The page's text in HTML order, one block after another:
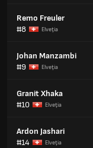
Remo Freuler
#8
Elveţia
Johan Manzambi
#9
Elveţia
Granit Xhaka
#10
Elveţia
Ardon Jashari
#14
Elveţia